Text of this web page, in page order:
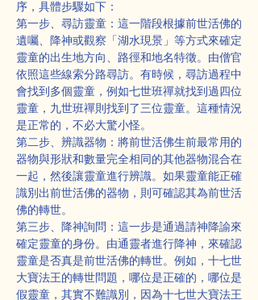
序，具體步驟如下：
第一步、尋訪靈童：這一階段根據前世活佛的
遺囑、降神或觀察「湖水現景」等方式來確定
靈童的出生地方向、路徑和地名特徵。由僧官
依照這些線索分路尋訪。有時候，尋訪過程中
會找到多個靈童，例如七世班禪就找到過四位
靈童，九世班禪則找到了三位靈童。這種情況
是正常的，不必大驚小怪。
第二步、辨識器物：將前世活佛生前最常用的
器物與形狀和數量完全相同的其他器物混合在
一起，然後讓靈童進行辨識。如果靈童能正確
識別出前世活佛的器物，則可確認其為前世活
佛的轉世。
第三步、降神詢問：這一步是通過請神降諭來
確定靈童的身份。由通靈者進行降神，來確認
靈童是否真是前世活佛的轉世。例如，十七世
大寶法王的轉世問題，哪位是正確的，哪位是
假靈童，其實不難識別，因為十七世大寶法王